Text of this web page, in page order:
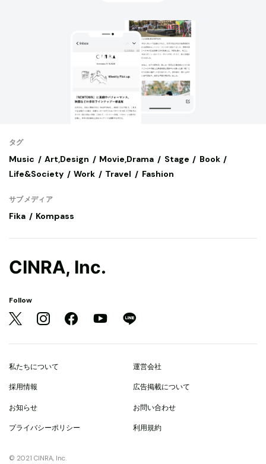
タグ
Music Art,Design Movie,Drama Stage
Book
Life&Society
Work Travel Fashion
サブメディア
Fika Kompass
CINRA, Inc.
Follow
私たちについて 運営会社
採用情報 広告掲載について
お知らせ お問い合わせ
プライバシーポリシー 利用規約
© 2021 CINRA, Inc.